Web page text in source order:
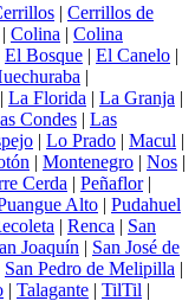
| Cerrillos de
| Colina | Colina
El Bosque | El Canelo |
|
| La Florida | La Granja |
Condes | Las
| Lo Prado | Macul |
| Montenegro | Nos |
Cerda | Peñaflor|
Alto | Pudahuel
| Renca | San
Joaquín | San José de
San Pedro de Melipilla |
| Talagante | TilTil |